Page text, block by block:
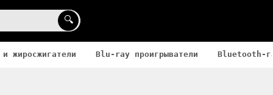
🔍
жиросжигатели Blu-ray проигрыватели Bluetooth-